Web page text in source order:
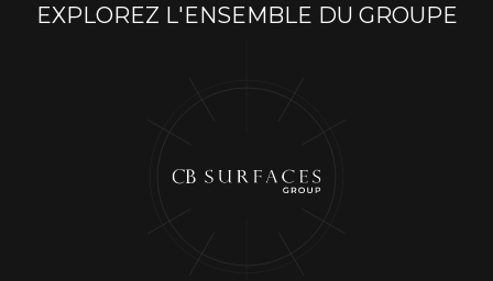
EXPLOREZ L'ENSEMBLE DU GROUPE